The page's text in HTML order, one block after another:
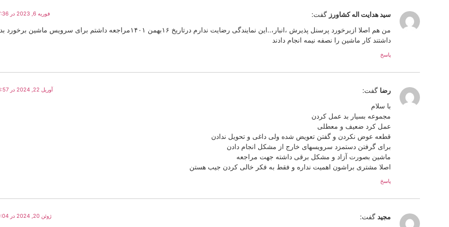
سید هدایت اله کشاورز گفت: فوریه 6, 2023 در 7:36 ب.ظ
من هم اصلا ازبرخورد پرسنل پذیرش ،انبار،..این نمایندگی رضایت ندارم درتاریخ ۱۶بهمن ۱۴۰۱مراجعه داشتم برای سرویس ماشین برخورد بد
داشتند کار ماشین را نصفه نیمه انجام دادند
پاسخ
رضا گفت: آوریل 22, 2024 در 3:57 ب.ظ
با سلام
مجموعه بسیار بد عمل کردن
عمل کرد ضعیف و معطلی
قطعه عوض نکردن و گفتن تعویض شده ولی داغی و تحویل ندادن
برای گرفتن دستمزد سرویسهای خارج از مشکل انجام دادن
ماشین بصورت آزاد و مشکل برقی داشته جهت مراجعه
اصلا مشتری براشون اهمیت نداره و فقط به فکر خالی کردن جیب هستن
پاسخ
مجید گفت: ژوئن 20, 2024 در 9:04 ق.ظ